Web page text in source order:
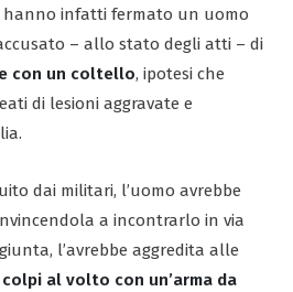
hanno infatti fermato un uomo
– allo stato degli atti – di
con un coltello, ipotesi che
di lesioni aggravate e
dai militari, l’uomo avrebbe
a incontrarlo in via
l’avrebbe aggredita alle
colpi al volto con un’arma da